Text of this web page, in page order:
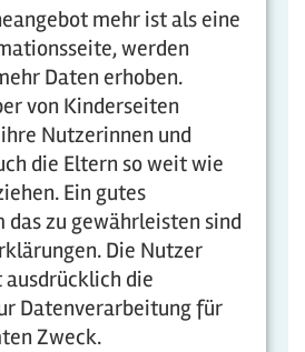
mehr ist als eine
werden
Daten erhoben.
von Kinderseiten
Nutzerinnen und
die Eltern so weit wie
Ein gutes
das zu gewährleisten sind
Die Nutzer
die
Datenverarbeitung für
Zweck.